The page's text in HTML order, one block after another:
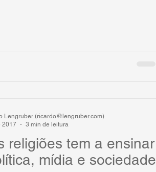
religiões tem a ensinar
mídia e sociedade
Lengruber (ricardo@lengruber.com)
2017
3 min de leitura